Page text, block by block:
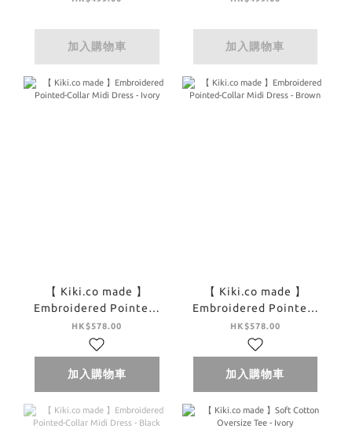
加入購物車 加入購物車
【 Kiki.co made 】
Embroidered Pointed-
Collar Midi Dress -
Ivory
HK$578.00
加入購物車
【 Kiki.co made 】
Embroidered Pointed-
Collar Midi Dress -
Brown
HK$578.00
加入購物車